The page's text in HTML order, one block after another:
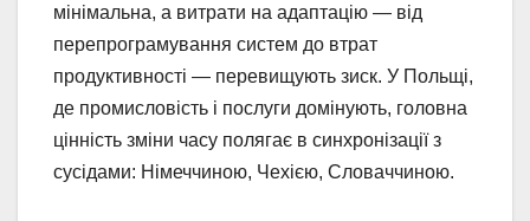
мінімальна, а витрати на адаптацію — від
перепрограмування систем до втрат
продуктивності — перевищують зиск. У Польщі,
де промисловість і послуги домінують, головна
цінність зміни часу полягає в синхронізації з
сусідами: Німеччиною, Чехією, Словаччиною.